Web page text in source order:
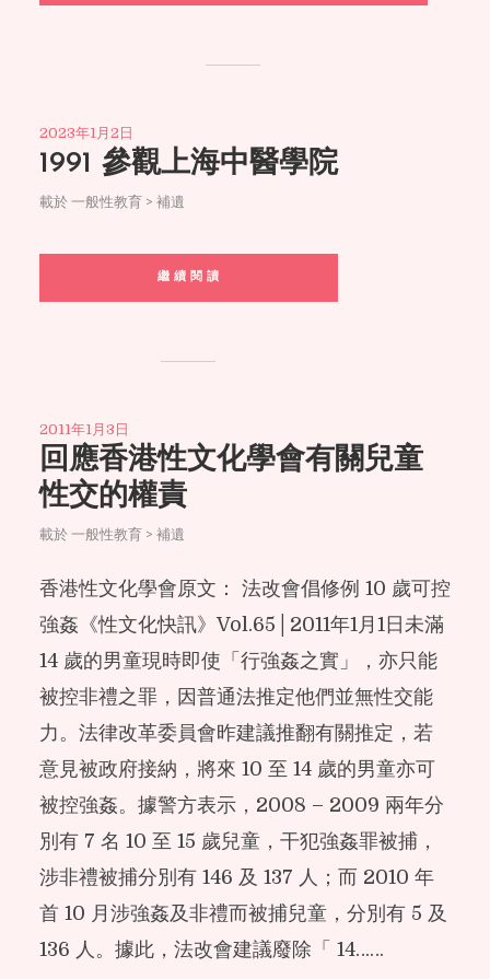
2023年1月2日
1991 參觀上海中醫學院
載於 一般性教育 > 補遺
繼 續 閱 讀
2011年1月3日
回應香港性文化學會有關兒童
性交的權責
載於 一般性教育 > 補遺
香港性文化學會原文： 法改會倡修例 10 歲可控
強姦《性文化快訊》Vol.65│2011年1月1日未滿
14 歲的男童現時即使「行強姦之實」，亦只能
被控非禮之罪，因普通法推定他們並無性交能
力。法律改革委員會昨建議推翻有關推定，若
意見被政府接納，將來 10 至 14 歲的男童亦可
被控強姦。據警方表示，2008 – 2009 兩年分
別有 7 名 10 至 15 歲兒童，干犯強姦罪被捕，
涉非禮被捕分別有 146 及 137 人；而 2010 年
首 10 月涉強姦及非禮而被捕兒童，分別有 5 及
136 人。據此，法改會建議廢除「 14……